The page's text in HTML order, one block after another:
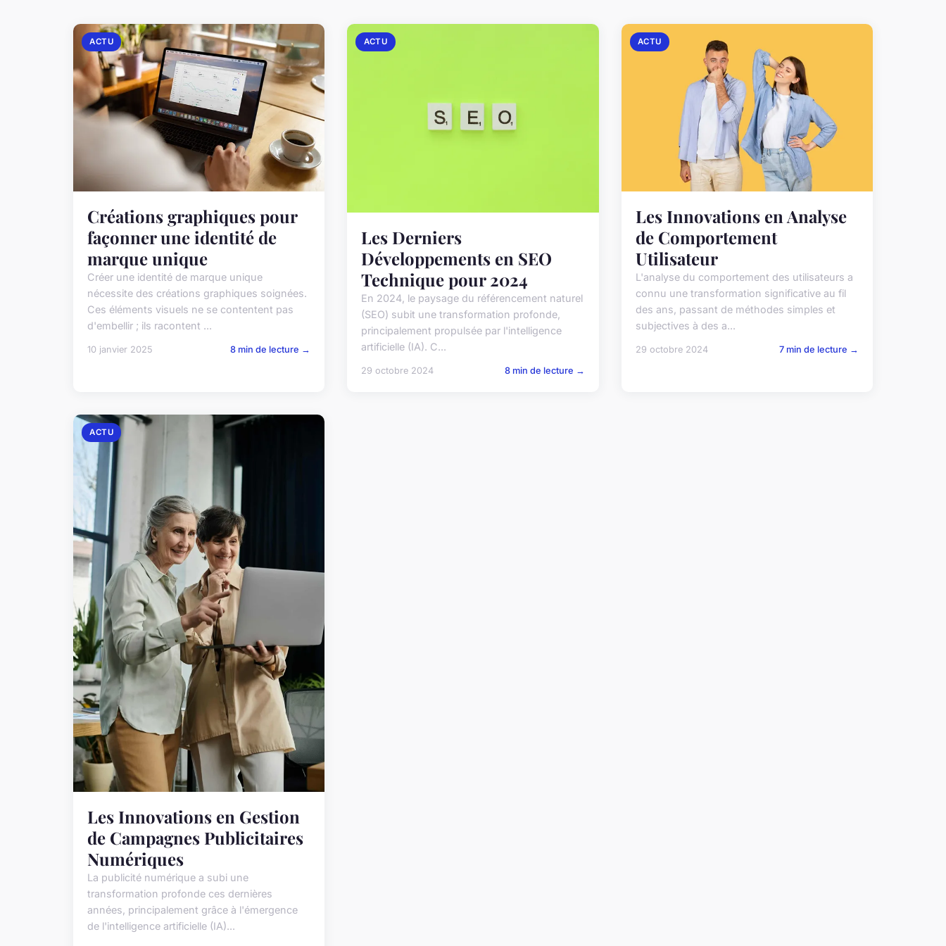
ACTU
Créations graphiques pour
façonner une identité de
marque unique
Créer une identité de marque unique
nécessite des créations graphiques soignées.
Ces éléments visuels ne se contentent pas
d'embellir ; ils racontent ...
10 janvier 2025 8 min de lecture →
ACTU
Les Derniers
Développements en SEO
Technique pour 2024
En 2024, le paysage du référencement naturel
(SEO) subit une transformation profonde,
principalement propulsée par l'intelligence
artificielle (IA). C...
29 octobre 2024 8 min de lecture →
ACTU
Les Innovations en Analyse
de Comportement
Utilisateur
L'analyse du comportement des utilisateurs a
connu une transformation significative au fil
des ans, passant de méthodes simples et
subjectives à des a...
29 octobre 2024 7 min de lecture →
ACTU
Les Innovations en Gestion
de Campagnes Publicitaires
Numériques
La publicité numérique a subi une
transformation profonde ces dernières
années, principalement grâce à l'émergence
de l'intelligence artificielle (IA)...